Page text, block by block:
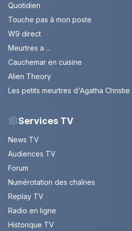
Quotidien
Touche pas à mon poste
W9 direct
Meurtres a ...
Cauchemar en cuisine
Alien Theory
Les petits meurtres d'Agatha Christie
Services TV
News TV
Audiences TV
Forum
Numérotation des chaînes
Replay TV
Radio en ligne
Historique TV